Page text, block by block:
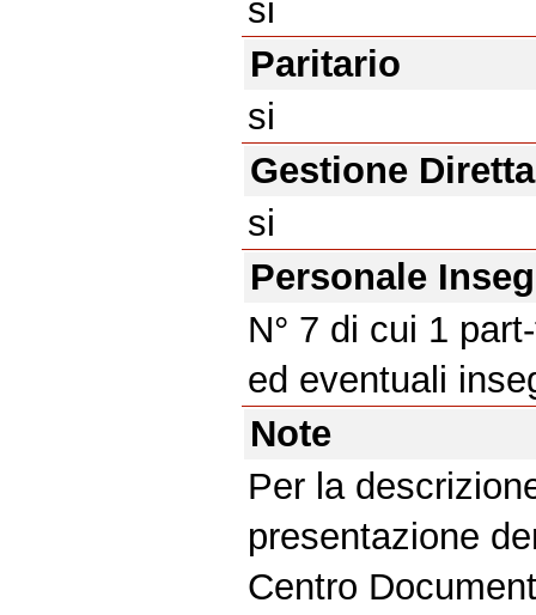
si
Paritario
si
Gestione Diretta
si
Personale
N° 7 di cui 1
ed eventuali
Note
Per la
presentazione
Centro